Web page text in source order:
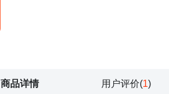
商品详情 用户评价(1)